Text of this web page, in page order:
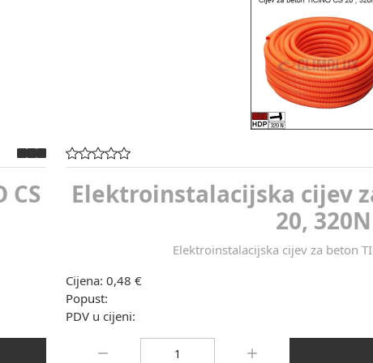
Elektroinstalacijska cijev
20, 320N
Elektroinstalacijska cijev za beton
Cijena: 0,48 €
Popust:
PDV u cijeni: